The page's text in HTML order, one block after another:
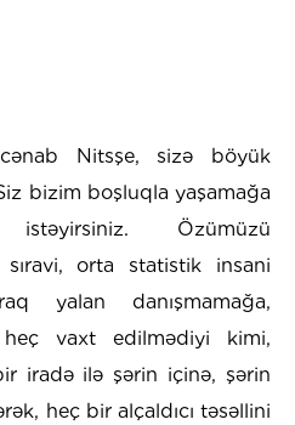
Nitsşe, sizə böyük
bizim boşluqla yaşamağa
istəyirsiniz. Özümüzü
orta statistik insani
yalan danışmamağa,
vaxt edilmədiyi kimi,
iradə ilə şərin içinə, şərin
heç bir alçaldıcı təsəllini